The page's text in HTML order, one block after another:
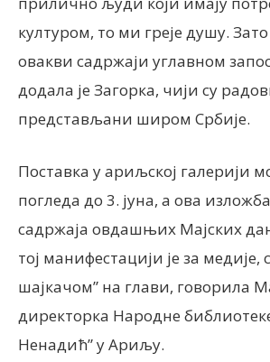
културом, то ми греје душу.
овакви садржаји углавном
додала је Загорка, чији су
представљани широм Србије.
Поставка у ариљској галерији
погледа до 3. јуна, а ова
садржаја овдашњих Мајских
тој манифестацији је за медије,
шајкачом” на глави, говорила
директорка Народне
Ненадић” у Ариљу.